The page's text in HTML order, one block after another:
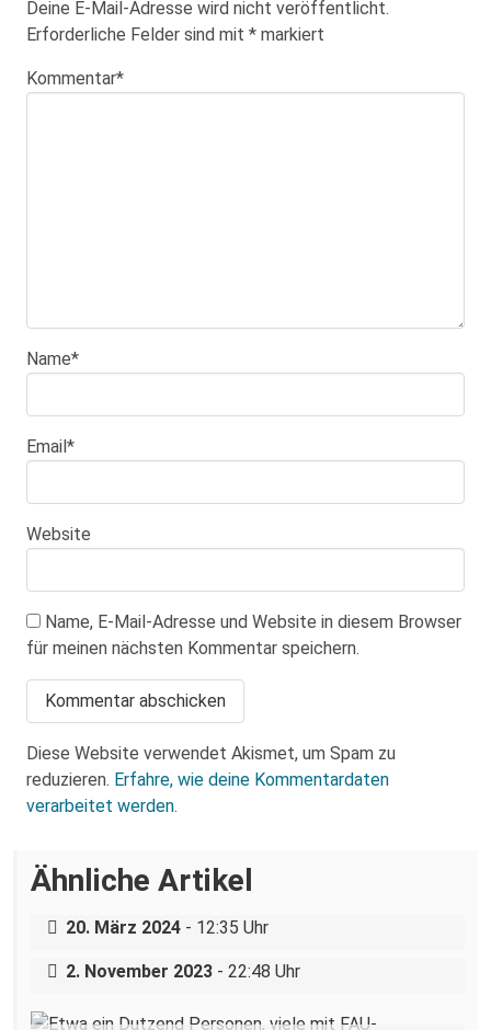
Deine E-Mail-Adresse wird nicht veröffentlicht.
Erforderliche Felder sind mit * markiert
Kommentar*
Name*
Email*
Website
Name, E-Mail-Adresse und Website in diesem Browser
für meinen nächsten Kommentar speichern.
Diese Website verwendet Akismet, um Spam zu
reduzieren. Erfahre, wie deine Kommentardaten
verarbeitet werden.
Ähnliche Artikel
„Ein Krankenhaus, eine Belegschaft“ –
20. März 2024 - 12:35 Uhr
Antifaschistische Bildungsfahrt: Athen –
2. November 2023 - 22:48 Uhr